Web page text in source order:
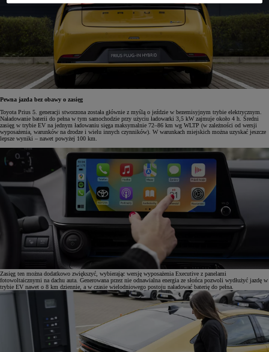
Pewna jazda bez obawy o zasięg
Toyota Prius 5. generacji stworzona została głównie z myślą o jeździe w bezemisyjnym trybie elektrycznym.
Naładowanie baterii do pełna w tym samochodzie przy użyciu ładowarki 3,5 kW zajmuje około 4 h. Średni
zasięg w trybie EV na jednym ładowaniu sięga maksymalnie 72–86 km wg WLTP (w zależności od wersji
wyposażenia, warunków na drodze i wielu innych czynników). W warunkach miejskich można uzyskać jeszcze
lepsze wyniki – nawet powyżej 100 km.
Zasięg ten można dodatkowo zwiększyć, wybierając wersję wyposażenia Executive z panelami
fotowoltaicznymi na dachu auta. Generowana przez nie odnawialna energia ze słońca pozwoli wydłużyć jazdę w
trybie EV nawet o 8 km dziennie, a w czasie wielodniowego postoju naładować baterię do pełna.